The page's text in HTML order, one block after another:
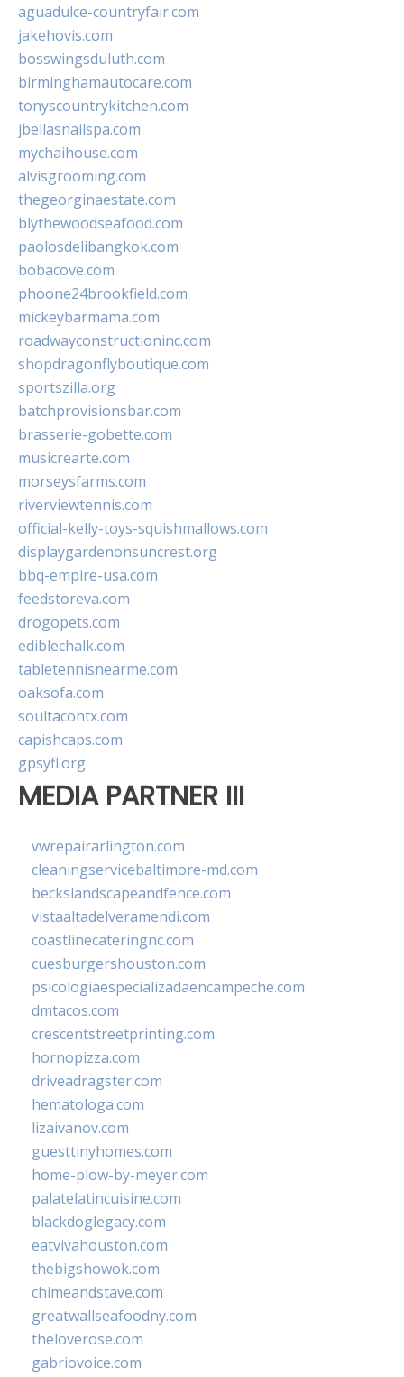
aguadulce-countryfair.com
jakehovis.com
bosswingsduluth.com
birminghamautocare.com
tonyscountrykitchen.com
jbellasnailspa.com
mychaihouse.com
alvisgrooming.com
thegeorginaestate.com
blythewoodseafood.com
paolosdelibangkok.com
bobacove.com
phoone24brookfield.com
mickeybarmama.com
roadwayconstructioninc.com
shopdragonflyboutique.com
sportszilla.org
batchprovisionsbar.com
brasserie-gobette.com
musicrearte.com
morseysfarms.com
riverviewtennis.com
official-kelly-toys-squishmallows.com
displaygardenonsuncrest.org
bbq-empire-usa.com
feedstoreva.com
drogopets.com
ediblechalk.com
tabletennisnearme.com
oaksofa.com
soultacohtx.com
capishcaps.com
gpsyfl.org
MEDIA PARTNER III
vwrepairarlington.com
cleaningservicebaltimore-md.com
beckslandscapeandfence.com
vistaaltadelveramendi.com
coastlinecateringnc.com
cuesburgershouston.com
psicologiaespecializadaencampeche.com
dmtacos.com
crescentstreetprinting.com
hornopizza.com
driveadragster.com
hematologa.com
lizaivanov.com
guesttinyhomes.com
home-plow-by-meyer.com
palatelatincuisine.com
blackdoglegacy.com
eatvivahouston.com
thebigshowok.com
chimeandstave.com
greatwallseafoodny.com
theloverose.com
gabriovoice.com